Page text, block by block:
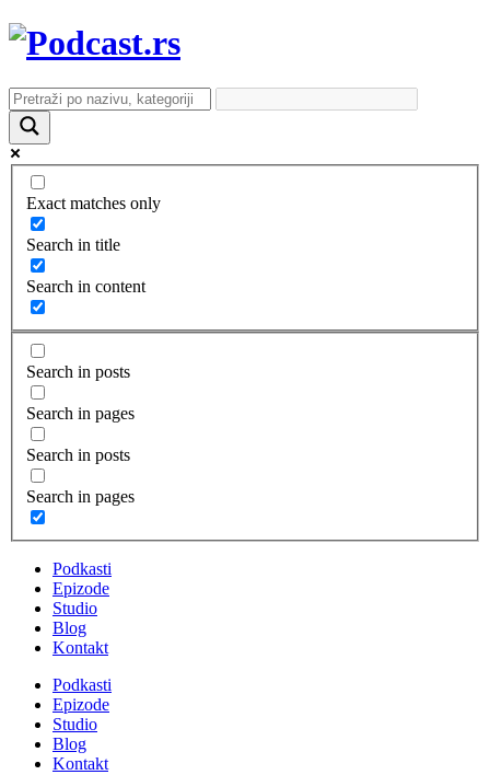
Exact matches only
Search in title
Search in content
Search in posts
Search in pages
Search in posts
Search in pages
Podkasti
Epizode
Studio
Blog
Kontakt
Podkasti
Epizode
Studio
Blog
Kontakt